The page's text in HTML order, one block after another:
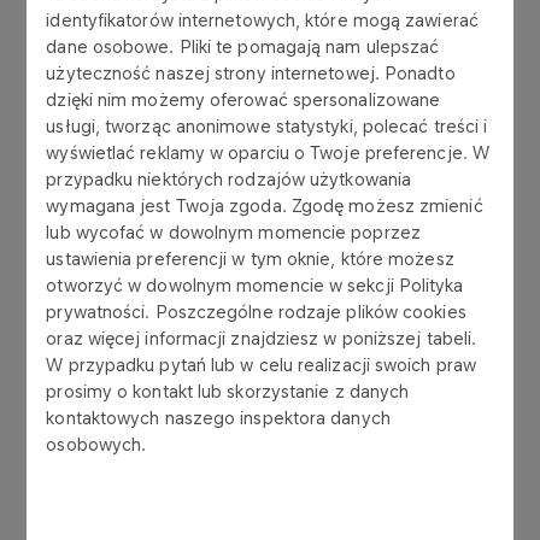
identyfikatorów internetowych, które mogą zawierać
dane osobowe. Pliki te pomagają nam ulepszać
użyteczność naszej strony internetowej. Ponadto
dzięki nim możemy oferować spersonalizowane
usługi, tworząc anonimowe statystyki, polecać treści i
wyświetlać reklamy w oparciu o Twoje preferencje. W
przypadku niektórych rodzajów użytkowania
wymagana jest Twoja zgoda. Zgodę możesz zmienić
lub wycofać w dowolnym momencie poprzez
ustawienia preferencji w tym oknie, które możesz
otworzyć w dowolnym momencie w sekcji Polityka
prywatności. Poszczególne rodzaje plików cookies
oraz więcej informacji znajdziesz w poniższej tabeli.
W przypadku pytań lub w celu realizacji swoich praw
prosimy o kontakt lub skorzystanie z danych
kontaktowych naszego inspektora danych
osobowych.
stypendystów znaleźli się młodzi ludzie osiągający
sukcesy nie tylko na poziomie lokalnym czy
regionalnym, ale i ogólnopolskim, a nawet
międzynarodowym.
- Naszym priorytetem jest wspieranie młodych
ludzi, którzy swoim talentem i pracą zasługują na
szczególne uznanie. Wierzymy, że przyznane
stypendia będą dla nich nie tylko nagrodą za
dotychczasowe wysiłki, ale także impulsem do
dalszego działania i realizacji marzeń –mówi
Bożena Cichocka, prezeska Fundacji ANWIL.
Niżej publikujemy listę z numerami wniosków
tegorocznych stypendystów.